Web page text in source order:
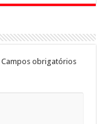
Campos obrigatórios